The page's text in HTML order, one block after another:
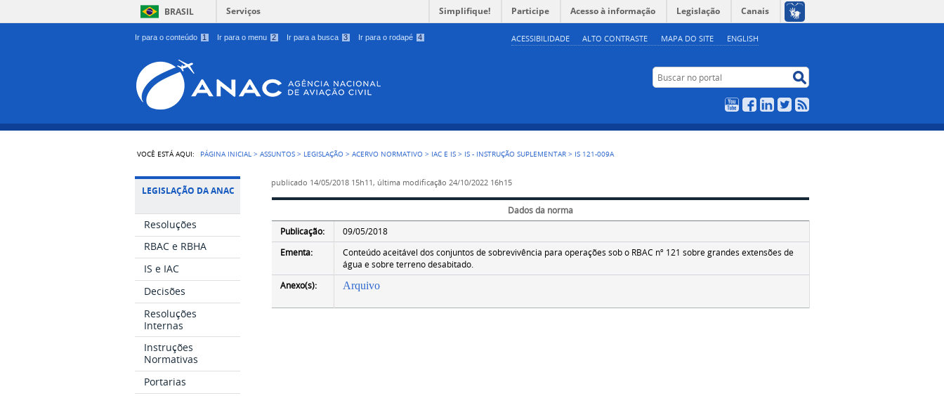
Ir para o conteúdo 1 Ir para o menu 2 Ir para a busca 3 Ir para o rodapé 4 ACESSIBILIDADE ALTO CONTRASTE MAPA DO SITE ENGLISH
BRASIL Serviços Simplifique! Participe Acesso à informação Legislação Canais
Buscar no portal
YouTubeFacebookLinkedIn
Twitter
VOCÊ ESTÁ AQUI: PÁGINA INICIAL >ASSUNTOS > LEGISLAÇÃO >ACERVO NORMATIVO > IAC E IS > IS - INSTRUÇÃO SUPLEMENTAR > IS 121-009A
LEGISLAÇÃO DA ANAC
Resoluções
RBAC e RBHA
IS e IAC
Decisões
Resoluções
Internas
Instruções
Normativas
Portarias
publicado 14/05/2018 15h11, última modificação 24/10/2022 16h15
Dados da norma
Publicação:
09/05/2018
Ementa:
Conteúdo aceitável dos conjuntos de sobrevivência para operações sob o RBAC nº 121 sobre grandes extensões de
água e sobre terreno desabitado.
Anexo(s):
Arquivo